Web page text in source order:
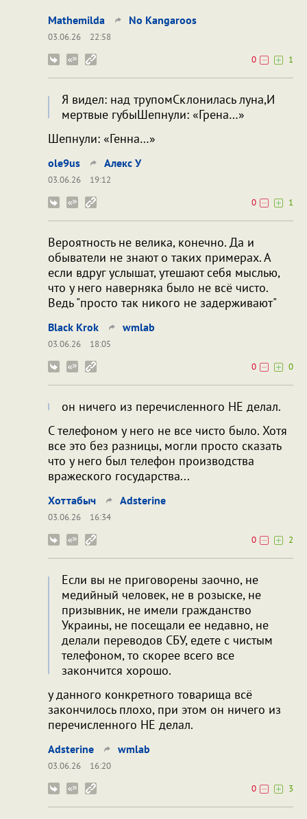
Mathemilda No Kangaroos
03.06.26
22:58
0
1
Я видел: над трупомСклонилась луна,И
мертвые губыШепнули: «Грена…»
Шепнули: «Генна…»
ole9us Алекс У
03.06.26
19:12
0
1
Вероятность не велика, конечно. Да и
обыватели не знают о таких примерах. А
если вдруг услышат, утешают себя мыслью,
что у него наверняка было не всё чисто.
Ведь "просто так никого не задерживают"
Black Krok wmlab
03.06.26
18:05
0
0
он ничего из перечисленного НЕ делал.
С телефоном у него не все чисто было. Хотя
все это без разницы, могли просто сказать
что у него был телефон производства
вражеского государства...
Хоттабыч Adsterine
03.06.26
16:34
0
2
Если вы не приговорены заочно, не
медийный человек, не в розыске, не
призывник, не имели гражданство
Украины, не посещали ее недавно, не
делали переводов СБУ, едете с чистым
телефоном, то скорее всего все
закончится хорошо.
у данного конкретного товарища всё
закончилось плохо, при этом он ничего из
перечисленного НЕ делал.
Adsterine wmlab
03.06.26
16:20
0
3